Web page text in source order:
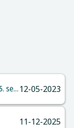
Energimærke - 5. september 2022 - 5. september 2032 12-05-2023
11-12-2025